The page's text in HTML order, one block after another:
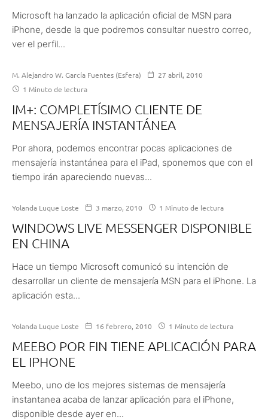
Microsoft ha lanzado la aplicación oficial de MSN para
iPhone, desde la que podremos consultar nuestro correo,
ver el perfil...
M. Alejandro W. García Fuentes (Esfera)
27 abril, 2010
1 Minuto de lectura
IM+: COMPLETÍSIMO CLIENTE DE
MENSAJERÍA INSTANTÁNEA
Por ahora, podemos encontrar pocas aplicaciones de
mensajería instantánea para el iPad, sponemos que con el
tiempo irán apareciendo nuevas...
Yolanda Luque Loste 3 marzo, 2010 1 Minuto de lectura
WINDOWS LIVE MESSENGER DISPONIBLE
EN CHINA
Hace un tiempo Microsoft comunicó su intención de
desarrollar un cliente de mensajería MSN para el iPhone. La
aplicación esta...
Yolanda Luque Loste 16 febrero, 2010 1 Minuto de lectura
MEEBO POR FIN TIENE APLICACIÓN PARA
EL IPHONE
Meebo, uno de los mejores sistemas de mensajería
instantanea acaba de lanzar aplicación para el iPhone,
disponible desde ayer en...